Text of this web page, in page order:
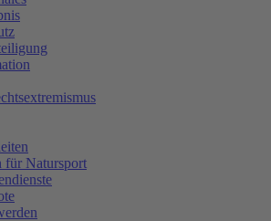
für Natursport